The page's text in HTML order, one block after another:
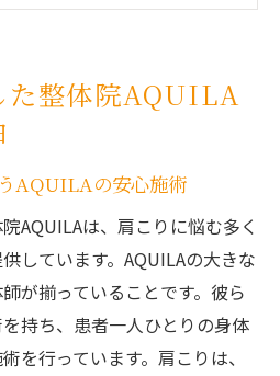
実で根本から改善
するAQUILAのアプローチ
つストレッチと姿勢改善の
めの生活習慣の見直し
りの関係を考慮した施術
ン効果を高める施術空間
た整体院AQUILA
AQUILAの安心施術
AQUILAは、肩こりに悩む多く
しています。AQUILAの大きな
が揃っていることです。彼ら
持ち、患者一人ひとりの身体
を行っています。肩こりは、